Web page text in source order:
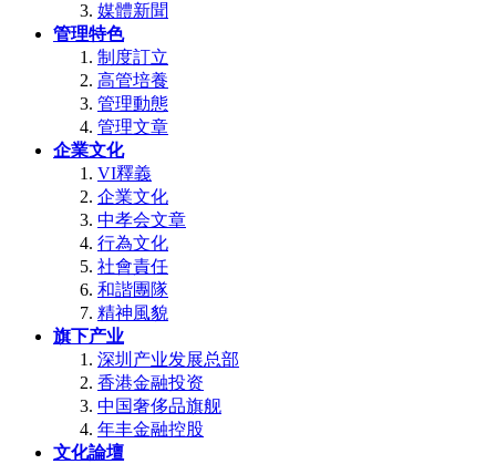
媒體新聞
管理特色
制度訂立
高管培養
管理動態
管理文章
企業文化
VI釋義
企業文化
中孝会文章
行為文化
社會責任
和諧團隊
精神風貌
旗下产业
深圳产业发展总部
香港金融投资
中国奢侈品旗舰
年丰金融控股
文化論壇